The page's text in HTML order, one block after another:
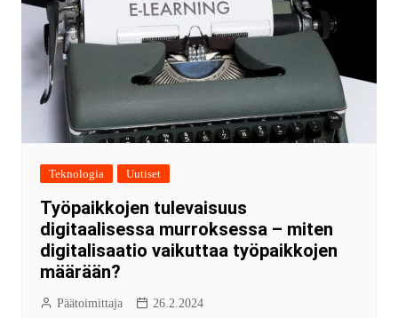
Teknologia Uutiset
Työpaikkojen tulevaisuus
digitaalisessa murroksessa – miten
digitalisaatio vaikuttaa työpaikkojen
määrään?
Päätoimittaja 26.2.2024